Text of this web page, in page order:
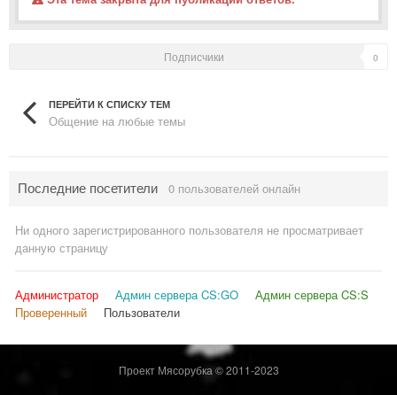
Подписчики 0
ПЕРЕЙТИ К СПИСКУ ТЕМ
Общение на любые темы
Последние посетители 0 пользователей онлайн
Ни одного зарегистрированного пользователя не просматривает
данную страницу
Администратор Админ сервера CS:GO
Админ сервера CS:S
Проверенный
Пользователи
Проект Мясорубка © 2011-2023